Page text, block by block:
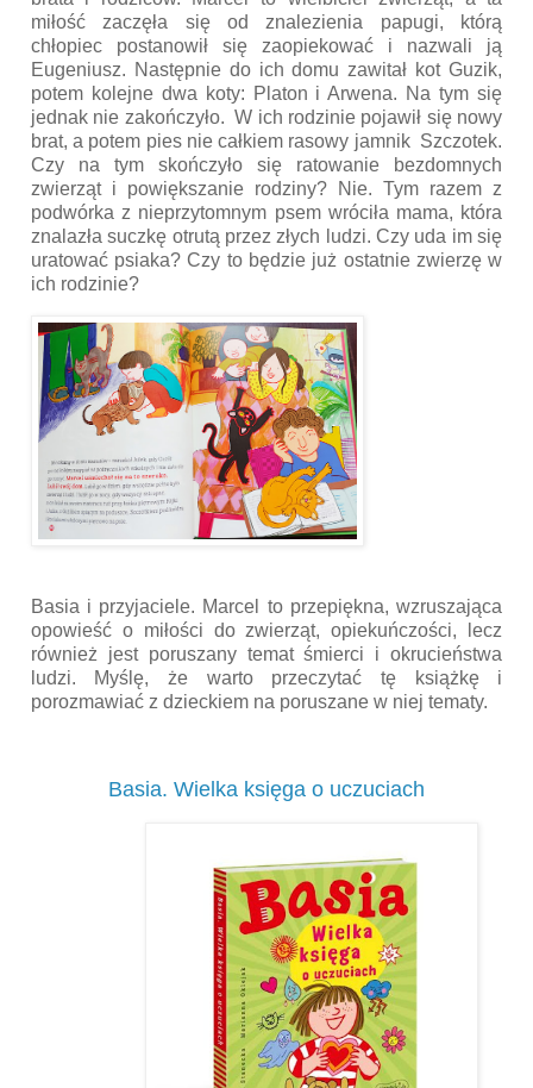
miłość zaczęła się od znalezienia papugi, którą
chłopiec postanowił się zaopiekować i nazwali ją
Eugeniusz. Następnie do ich domu zawitał kot Guzik,
potem kolejne dwa koty: Platon i Arwena. Na tym się
jednak nie zakończyło. W ich rodzinie pojawił się nowy
brat, a potem pies nie całkiem rasowy jamnik Szczotek.
Czy na tym skończyło się ratowanie bezdomnych
zwierząt i powiększanie rodziny? Nie. Tym razem z
podwórka z nieprzytomnym psem wróciła mama, która
znalazła suczkę otrutą przez złych ludzi. Czy uda im się
uratować psiaka? Czy to będzie już ostatnie zwierzę w
ich rodzinie?
Basia i przyjaciele. Marcel to przepiękna, wzruszająca
opowieść o miłości do zwierząt, opiekuńczości, lecz
również jest poruszany temat śmierci i okrucieństwa
ludzi. Myślę, że warto przeczytać tę książkę i
porozmawiać z dzieckiem na poruszane w niej tematy.
Basia. Wielka księga o uczuciach